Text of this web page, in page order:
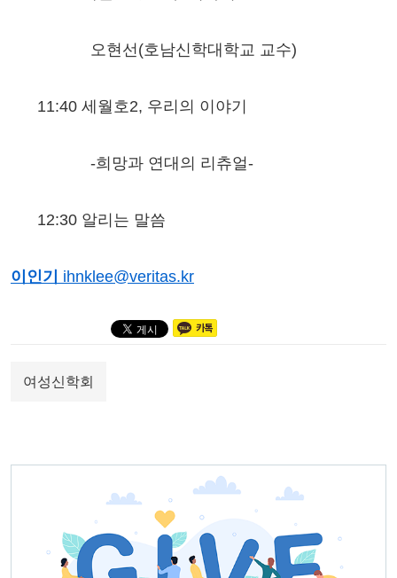
오현선(호남신학대학교 교수)
11:40 세월호2, 우리의 이야기
-희망과 연대의 리츄얼-
12:30 알리는 말씀
이인기 ihnklee@veritas.kr
여성신학회